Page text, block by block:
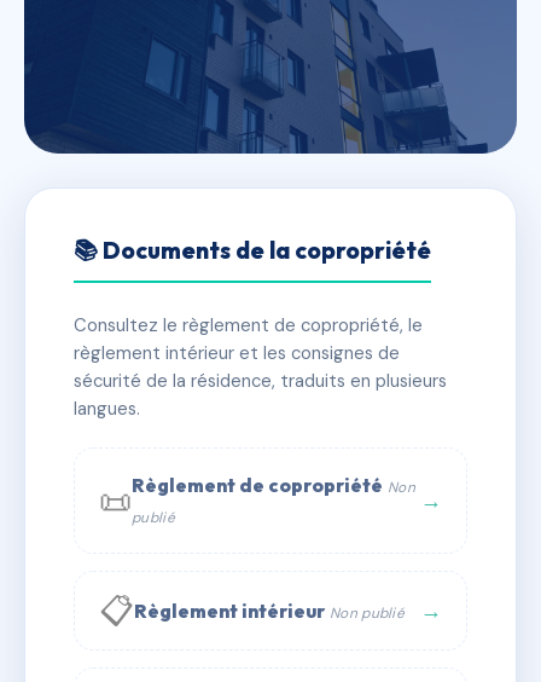
Résidence les Dahlias
✓ Immatriculée 🏠 20 lots 🏗 1 bâtiment(s)
📞 Contacter Syndic Digital
📚 Documents de la copropriété
Consultez le règlement de copropriété, le
règlement intérieur et les consignes de
sécurité de la résidence, traduits en plusieurs
langues.
📜Règlement de copropriété Non
publié
→
📋Règlement intérieur Non publié →